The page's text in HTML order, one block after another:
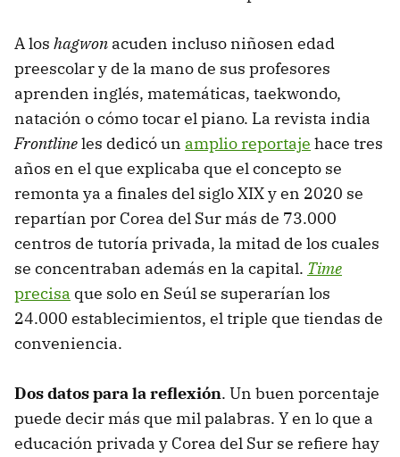
A los hagwon acuden incluso niñosen edad
preescolar y de la mano de sus profesores
aprenden inglés, matemáticas, taekwondo,
natación o cómo tocar el piano. La revista india
Frontlineles dedicó un amplio reportaje hace tres
años en el que explicaba que el concepto se
remonta ya a finales del siglo XIX y en 2020 se
repartían por Corea del Sur más de 73.000
centros de tutoría privada, la mitad de los cuales
se concentraban además en la capital. Time
precisa que solo en Seúl se superarían los
24.000 establecimientos, el triple que tiendas de
conveniencia.
Dos datos para la reflexión. Un buen porcentaje
puede decir más que mil palabras. Y en lo que a
educación privada y Corea del Sur se refiere hay